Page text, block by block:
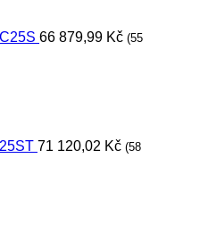
66 879,99 Kč (55
71 120,02 Kč (58